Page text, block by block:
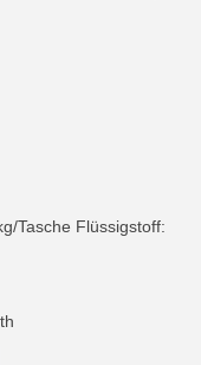
Tasche Flüssigstoff: